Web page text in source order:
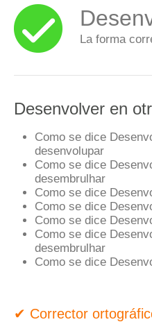
La forma
Desenvolver en
Como se dice
desenvolupar
Como se dice
desembrulhar
Como se dice
Como se dice
Como se dice
Como se dice
desembrulhar
Como se dice
✔ Corrector